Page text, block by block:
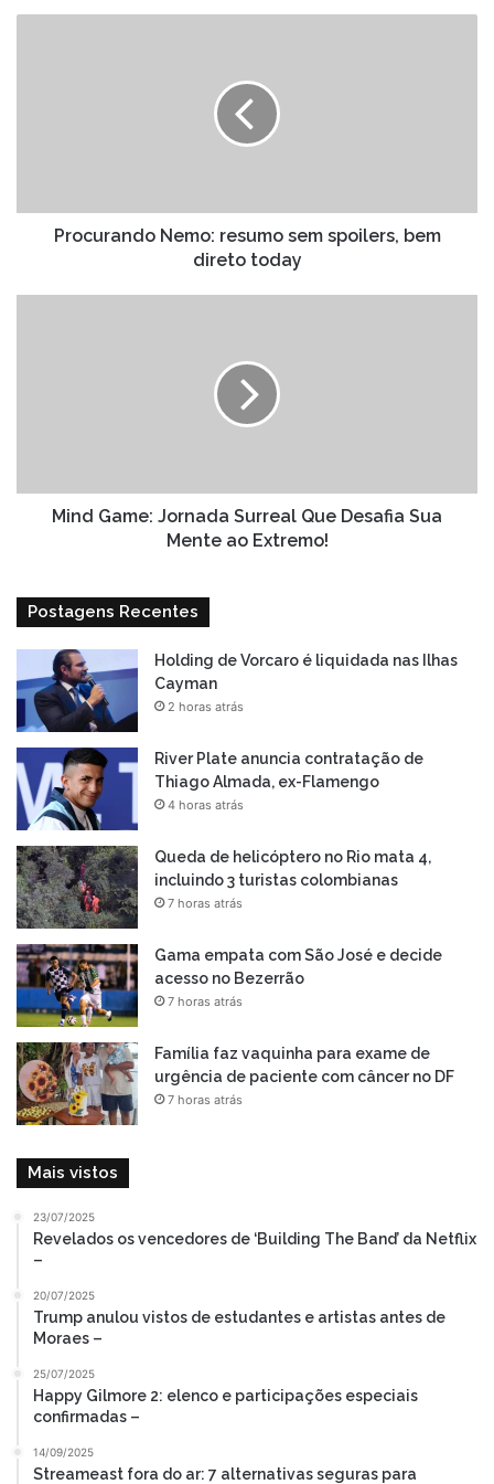
Procurando Nemo: resumo sem spoilers, bem
direto today
ao
Extremo!Mind Game: Jornada Surreal Que Desafia Sua
Mente ao Extremo!
Postagens Recentes
Holding de Vorcaro é liquidada nas Ilhas
Cayman
2 horas atrás
River Plate anuncia contratação de
Thiago Almada, ex-Flamengo
4 horas atrás
Queda de helicóptero no Rio mata 4,
incluindo 3 turistas colombianas
7 horas atrás
Gama empata com São José e decide
acesso no Bezerrão
7 horas atrás
Família faz vaquinha para exame de
urgência de paciente com câncer no DF
7 horas atrás
Mais vistos
23/07/2025
Revelados os vencedores de ‘Building The Band’ da Netflix
–
20/07/2025
Trump anulou vistos de estudantes e artistas antes de
Moraes –
25/07/2025
Happy Gilmore 2: elenco e participações especiais
confirmadas –
14/09/2025
Streameast fora do ar: 7 alternativas seguras para